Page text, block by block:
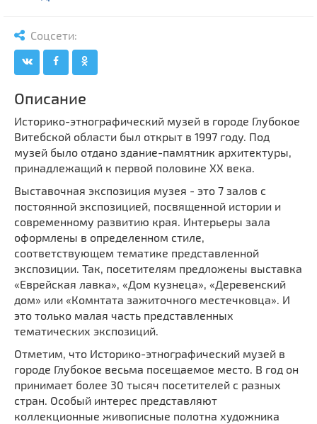
Синагоги
Часовни
Кирхи
Кладбище
Культурные центры
Театры
Галереи
Соцсети:
Описание
Историко-этнографический музей в городе Глубокое
Витебской области был открыт в 1997 году. Под
музей было отдано здание-памятник архитектуры,
принадлежащий к первой половине XX века.
Выставочная экспозиция музея - это 7 залов с
постоянной экспозицией, посвященной истории и
современному развитию края. Интерьеры зала
оформлены в определенном стиле,
соответствующем тематике представленной
экспозиции. Так, посетителям предложены выставка
«Еврейская лавка», «Дом кузнеца», «Деревенский
дом» или «Комнтата зажиточного местечковца». И
это только малая часть представленных
тематических экспозиций.
Отметим, что Историко-этнографический музей в
городе Глубокое весьма посещаемое место. В год он
принимает более 30 тысяч посетителей с разных
стран. Особый интерес представляют
коллекционные живописные полотна художника